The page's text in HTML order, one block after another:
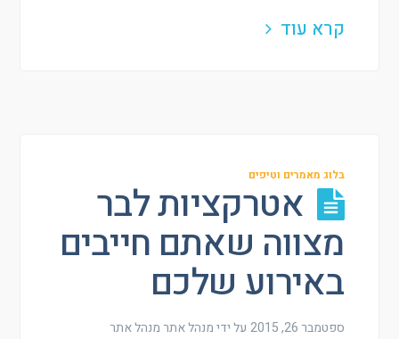
קרא עוד
בלוג מאמרים וטיפים
אטרקציות לבר
מצווה שאתם חייבים
באירוע שלכם
ספטמבר 26, 2015 על ידי מנהל אתרמנהל אתר